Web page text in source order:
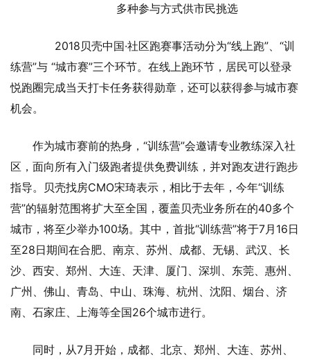
多种参与方式供市民挑选
2018贝壳中国·社区跑赛事活动分为“线上跑”、“训
练营”与 “城市赛”三个环节。在线上跑环节，居民可以登录
悦跑圈完成当天打卡任务获得勋章，还可以获得参与城市赛
机会。
作为城市赛前的热身，“训练营”会邀请专业教练深入社
区，面向所有入门级跑者提供免费训练，并对跑友进行跑步
指导。贝壳找房CMO宋琦表示，相比于去年，今年“训练
营”的辐射范围将扩大至全国，覆盖贝壳业务所在的40多个
城市，将至少举办100场。其中，首批“训练营”将于7月16日
至28日期间在合肥、南京、苏州、成都、无锡、武汉、长
沙、西安、郑州、大连、天津、厦门、深圳、东莞、惠州、
广州、佛山、青岛、中山、珠海、杭州、沈阳、烟台、济
南、石家庄、上海等全国26个城市进行。
同时，从7月开始，成都、北京、郑州、大连、苏州、